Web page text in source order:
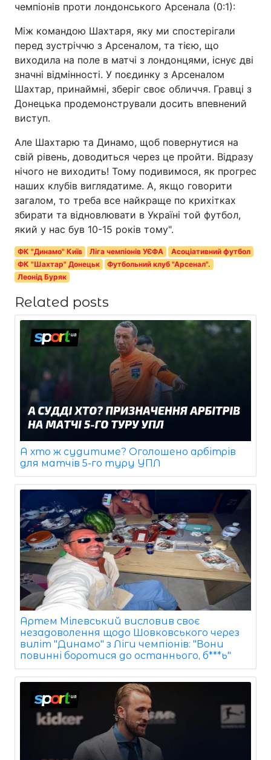
чемпіонів проти лондонського Арсенала (0:1):
Між командою Шахтаря, яку ми спостерігали
перед зустріччю з Арсеналом, та тією, що
виходила на поле в матчі з лондонцями, існує дві
значні відмінності. У поєдинку з Арсеналом
Шахтар, принаймні, зберіг своє обличчя. Гравці з
Донецька продемонстрували досить впевнений
виступ.
Але Шахтарю та Динамо, щоб повернутися на
свій рівень, доводиться через це пройти. Відразу
нічого не виходить! Тому подивимося, як прогрес
наших клубів виглядатиме. А, якщо говорити
загалом, то треба все найкраще по крихітках
збирати та відновлювати в Україні той футбол,
який у нас був 10-15 років тому".
ФК "Динамо" Київ Ліга чемпіонів УЄФА
Асоціативний футбол
ФК "Шахтар" Донецьк
Футбольний клуб "Арсенал".
Леонід Буряк
Related posts
А хто ж судитиме? Оголошено арбітрів
для матчів 5-го туру УПЛ
Артем Мілевський висловив своє
незадоволення щодо Шовковського через
виліт "Динамо" з Ліги чемпіонів: "Вони
повинні боротися до останнього, б***ь"